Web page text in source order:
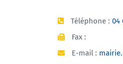
Téléphone :04
Fax :
E-mail :